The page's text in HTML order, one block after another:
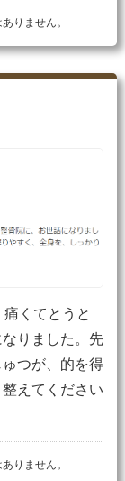
りません。
くてとうと
りました。先
つが、的を得
えてください
りません。